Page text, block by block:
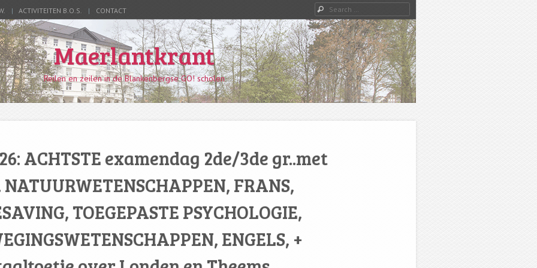
ACTIVITEITEN B.O.S. CONTACT Search
Maerlantkrant
Reilen en zeilen in de Blankenbergse GO! scholen
ACHTSTE examendag 2de/3de gr..met
NATUURWETENSCHAPPEN, FRANS,
TOEGEPASTE PSYCHOLOGIE,
ENGELS, +